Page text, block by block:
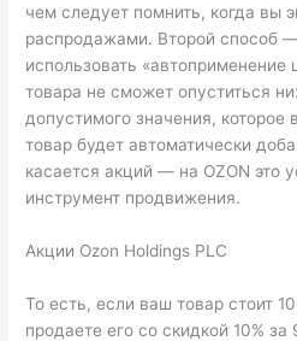
чем следует помнить, когда вы
распродажами. Второй способ
использовать «автоприменение
товара не сможет опуститься
допустимого значения, которое
товар будет автоматически
касается акций — на OZON это
инструмент продвижения.
Акции Ozon Holdings PLC
То есть, если ваш товар стоит
продаете его со скидкой 10%